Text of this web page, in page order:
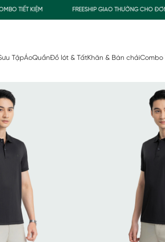
TIẾT KIỆM FREESHIP GIAO THƯỜNG CHO ĐƠN
TậpÁoQuầnĐồ lót & TấtKhăn & Bàn chảiCombo